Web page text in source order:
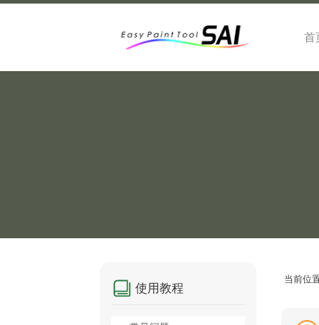
首
使用教程
当前位